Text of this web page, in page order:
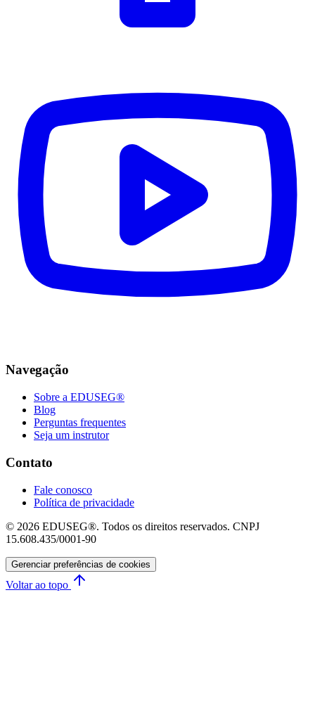
Navegação
Sobre a EDUSEG®
Blog
Perguntas frequentes
Seja um instrutor
Contato
Fale conosco
Política de privacidade
© 2026 EDUSEG®. Todos os direitos reservados. CNPJ
15.608.435/0001-90
Gerenciar preferências de cookies
Voltar ao topo